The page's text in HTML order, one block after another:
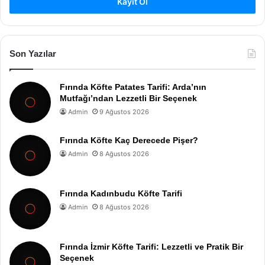
Son Yazılar
Fırında Köfte Patates Tarifi: Arda’nın
Mutfağı’ndan Lezzetli Bir Seçenek
Admin 9 Ağustos 2026
Fırında Köfte Kaç Derecede Pişer?
Admin 8 Ağustos 2026
Fırında Kadınbudu Köfte Tarifi
Admin 8 Ağustos 2026
Fırında İzmir Köfte Tarifi: Lezzetli ve Pratik Bir
Seçenek